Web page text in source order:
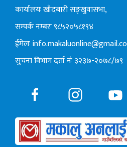
कार्यालयः खाँदबारी सङ्खुवासभा,
सम्पर्क नम्बरः ९८५२०५८१९४
ईमेलः
सुचना विभाग दर्ता नंः ३२३७-२०७८/७९